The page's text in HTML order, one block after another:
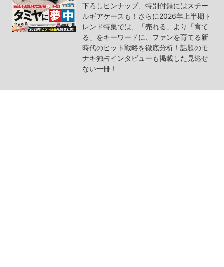
下ろしピンナップ、特別付録にはスチー
ルギアケースも！さらに2026年上半期ト
レンド特集では、「売れる」より「育て
る」をキーワードに、ファンを育てる新
時代のヒット戦略を徹底分析！話題のモ
ナキ独占インタビューも掲載した見逃せ
ない一冊！